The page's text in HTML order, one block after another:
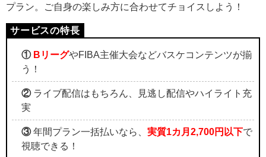
プラン。ご自身の楽しみ方に合わせてチョイスしよう！
① BリーグやFIBA主催大会などバスケコンテンツが揃
う！
②ライブ配信はもちろん、見逃し配信やハイライト充
実
③年間プラン一括払いなら、 実質1カ月2,700円以下で
視聴できる！